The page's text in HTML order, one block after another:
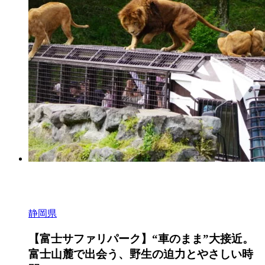
静岡県
【富士サファリパーク】“車のまま”大接近。
富士山麓で出会う、野生の迫力とやさしい時